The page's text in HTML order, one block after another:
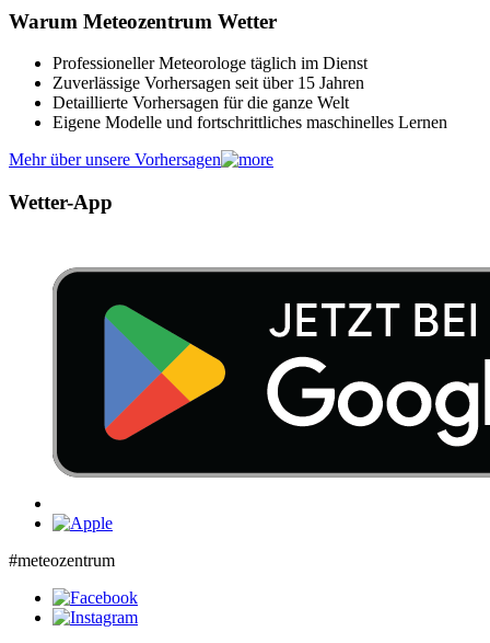
Warum Meteozentrum Wetter
Professioneller Meteorologe täglich im Dienst
Zuverlässige Vorhersagen seit über 15 Jahren
Detaillierte Vorhersagen für die ganze Welt
Eigene Modelle und fortschrittliches maschinelles Lernen
Mehr über unsere Vorhersagen
Wetter-App
#meteozentrum